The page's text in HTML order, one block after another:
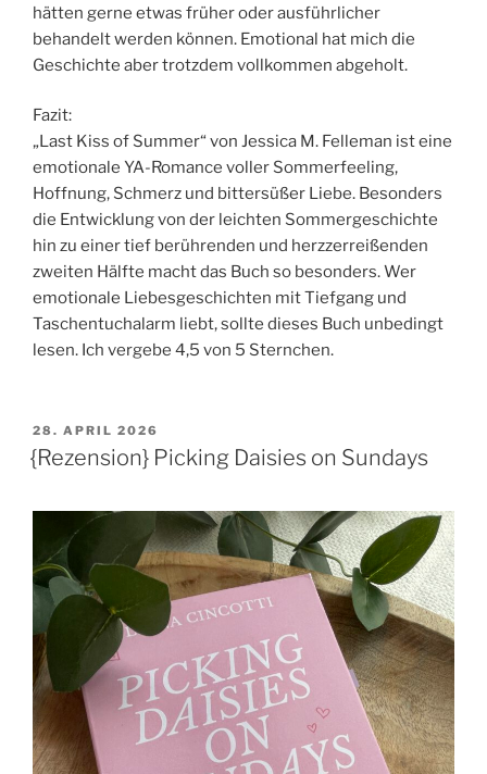
hätten gerne etwas früher oder ausführlicher
behandelt werden können. Emotional hat mich die
Geschichte aber trotzdem vollkommen abgeholt.
Fazit:
„Last Kiss of Summer“ von Jessica M. Felleman ist eine
emotionale YA-Romance voller Sommerfeeling,
Hoffnung, Schmerz und bittersüßer Liebe. Besonders
die Entwicklung von der leichten Sommergeschichte
hin zu einer tief berührenden und herzzerreißenden
zweiten Hälfte macht das Buch so besonders. Wer
emotionale Liebesgeschichten mit Tiefgang und
Taschentuchalarm liebt, sollte dieses Buch unbedingt
lesen. Ich vergebe 4,5 von 5 Sternchen.
VERÖFFENTLICHT
AM
28. APRIL 2026
{Rezension} Picking Daisies on Sundays